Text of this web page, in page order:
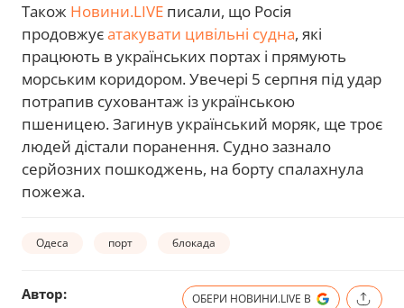
Також Новини.LIVE писали, що Росія
продовжуєатакувати цивільні судна, які
працюють в українських портах і прямують
морським коридором. Увечері 5 серпня під удар
потрапив суховантаж із українською
пшеницею. Загинув український моряк, ще троє
людей дістали поранення. Судно зазнало
серйозних пошкоджень, на борту спалахнула
пожежа.
Одеса порт блокада
Автор: ОБЕРИ НОВИНИ.LIVE В